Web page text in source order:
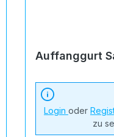
Auffanggurt
Login oder
zu